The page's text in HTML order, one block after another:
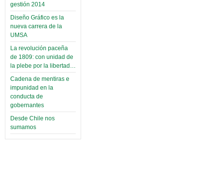
gestión 2014
Diseño Gráfico es la
nueva carrera de la
UMSA
La revolución paceña
de 1809: con unidad de
la plebe por la libertad…
Cadena de mentiras e
impunidad en la
conducta de
gobernantes
Desde Chile nos
sumamos